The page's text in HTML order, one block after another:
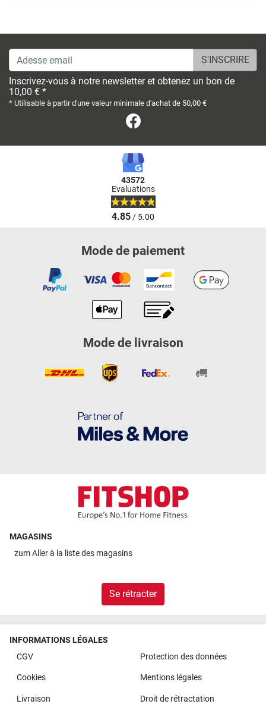
Adesse email
Inscrivez-vous à notre newsletter et obtenez un bon de
10,00 € *
* Utilisable à partir d'une valeur minimale d'achat de 50,00 €
43572
Evaluations
4.85/ 5.00
Mode de paiement
Mode de livraison
MAGASINS
zumAller à la liste des magasins
Se rétracter
INFORMATIONS LÉGALES
CGV
Protection des données
Cookies Mentions légales
Livraison Droit de rétractation